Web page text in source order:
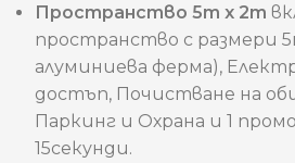
Пространство 5m x 2m
пространство с размери
алуминиева ферма),
достъп, Почистване на
Паркинг и Охрана и 1
15секунди.